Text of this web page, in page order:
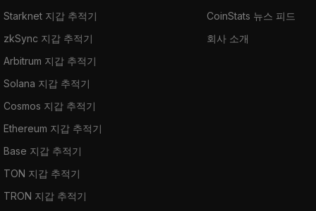
Starknet 지갑 추적기
zkSync 지갑 추적기
Arbitrum 지갑 추적기
Solana 지갑 추적기
Cosmos 지갑 추적기
Ethereum 지갑 추적기
Base 지갑 추적기
TON 지갑 추적기
TRON 지갑 추적기
CoinStats 뉴스 피드
회사 소개